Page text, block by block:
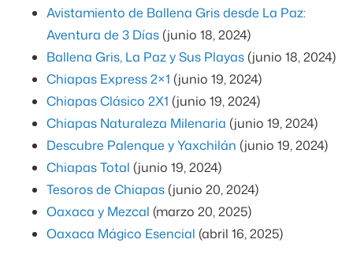
Avistamiento de Ballena Gris desde La Paz:
Aventura de 3 Días (junio 18, 2024)
Ballena Gris, La Paz y Sus Playas (junio 18, 2024)
Chiapas Express 2×1 (junio 19, 2024)
Chiapas Clásico 2X1 (junio 19, 2024)
Chiapas Naturaleza Milenaria (junio 19, 2024)
Descubre Palenque y Yaxchilán (junio 19, 2024)
Chiapas Total (junio 19, 2024)
Tesoros de Chiapas (junio 20, 2024)
Oaxaca y Mezcal (marzo 20, 2025)
Oaxaca Mágico Esencial (abril 16, 2025)